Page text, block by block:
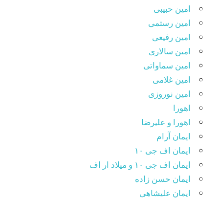
امین حبیبی
امین رستمی
امین رفیعی
امین سالاری
امین سماواتی
امین غلامی
امین نوروزی
اهورا
اهورا و علیرضا
ایمان آرام
ایمان اف جی ۱۰
ایمان اف جی ۱۰ و میلاد ار اف
ایمان حسن زاده
ایمان علیشاهی